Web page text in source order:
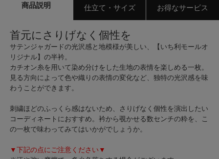
商品説明 仕立て・サイズ お得なサービス
首元にさりげなく個性を
サテンジャガードの光沢感と地模様が美しい、【いち利モールオ
リジナル】の半衿。
カチオン糸を用いて染め分けをした生地の表情を楽しめる一枚。
見る方向によって色や織りの表情の変化など、独特の光沢感を味
わうことができます。
刺繍ほどのふっくら感はないため、さりげなく個性を演出したい
コーディネートにおすすめ。衿から覗かせる数センチの粋を、こ
の一枚で味わってみてはいかがでしょうか。
▼下記の点にご注意ください▼